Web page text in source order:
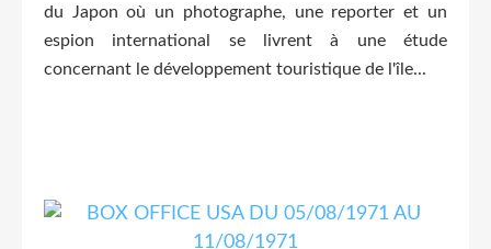
du Japon où un photographe, une reporter et un
espion international se livrent à une étude
concernant le développement touristique de l'île...